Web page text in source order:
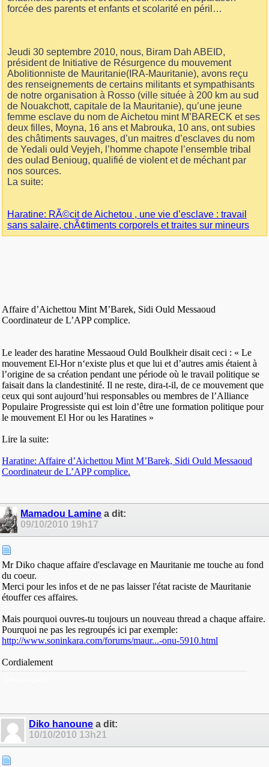
forcée des parents et enfants et scolarité en péril…
Jeudi 30 septembre 2010, nous, Biram Dah ABEID,
président de Initiative de Résurgence du mouvement
Abolitionniste de Mauritanie(IRA-Mauritanie), avons reçu
des renseignements de certains militants et sympathisants
de notre organisation à Rosso (ville située à 200 km au sud
de Nouakchott, capitale de la Mauritanie), qu’une jeune
femme esclave du nom de Aichetou mint M’BARECK et ses
deux filles, Moyna, 16 ans et Mabrouka, 10 ans, ont subies
des châtiments sauvages, d’un maitres d’esclaves du nom
de Yedali ould Veyjeh, l’homme chapote l’ensemble tribal
des oulad Benioug, qualifié de violent et de méchant par
nos sources.
La suite:
Haratine: RÃ©cit de Aichetou , une vie d’esclave : travail
sans salaire, chÃ¢timents corporels et traites sur mineurs
Affaire d’Aichettou Mint M’Barek, Sidi Ould Messaoud
Coordinateur de L’APP complice.
Le leader des haratine Messaoud Ould Boulkheir disait ceci : « Le
mouvement El-Hor n‘existe plus et que lui et d’autres amis étaient à
l’origine de sa création pendant une période où le travail politique se
faisait dans la clandestinité. Il ne reste, dira-t-il, de ce mouvement que
ceux qui sont aujourd’hui responsables ou membres de l’Alliance
Populaire Progressiste qui est loin d’être une formation politique pour
le mouvement El Hor ou les Haratines »
Lire la suite:
Haratine: Affaire d’Aichettou Mint M’Barek, Sidi Ould Messaoud
Coordinateur de L’APP complice.
Mamadou Lamine a dit:
09/10/2010 19h17
Mr Diko chaque affaire d'esclavage en Mauritanie me touche au fond
du coeur.
Merci pour les infos et de ne pas laisser l'état raciste de Mauritanie
étouffer ces affaires.
Mais pourquoi ouvres-tu toujours un nouveau thread a chaque affaire.
Pourquoi ne pas les regroupés ici par exemple:
http://www.soninkara.com/forums/maur...-onu-5910.html
Cordialement
Diko hanoune a dit:
10/10/2010 13h21